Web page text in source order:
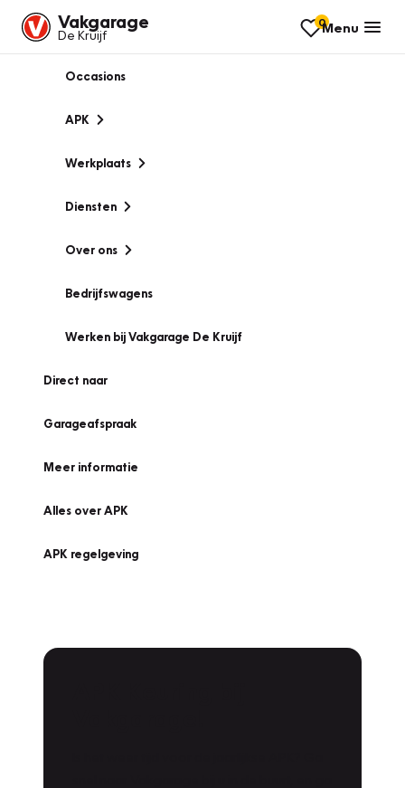
Vakgarage
De Kruijf
0Menu
Occasions
APK
Werkplaats
Diensten
Over ons
Bedrijfswagens
Werken bij Vakgarage De Kruijf
Direct naar
Garageafspraak
Meer informatie
Alles over APK
APK regelgeving